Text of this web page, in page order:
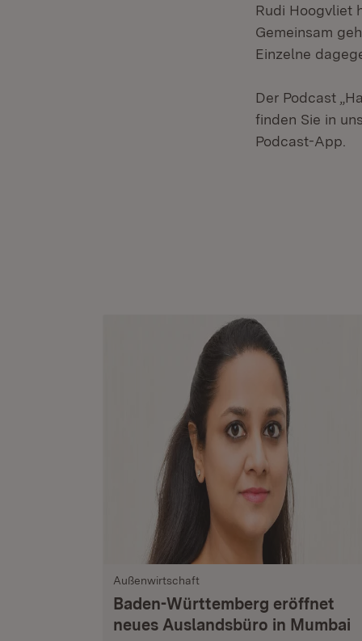
Rudi Hoogvliet
Gemeinsam
Einzelne
Der Podcast
finden Sie in
Podcast-App.
Außenwirtschaft
Baden-Württemberg eröffnet
neues Auslandsbüro in Mumbai